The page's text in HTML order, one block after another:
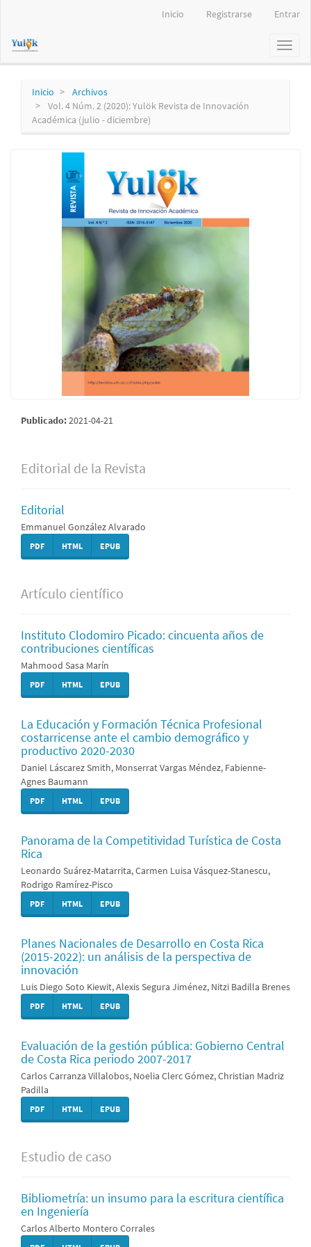
principal
Inicio Registrarse Entrar
Toggle
Inicio
Archivos
Vol. 4 Núm. 2 (2020): Yulök Revista de Innovación
Académica (julio - diciembre)
Publicado:2021-04-21
Editorial de la Revista
Editorial
Emmanuel González Alvarado
PDF HTML EPUB
Artículo científico
Instituto Clodomiro Picado: cincuenta años de
contribuciones científicas
Mahmood Sasa Marín
PDF HTML EPUB
La Educación y Formación Técnica Profesional
costarricense ante el cambio demográfico y
productivo 2020-2030
Daniel Láscarez Smith, Monserrat Vargas Méndez, Fabienne-
Agnes Baumann
PDF HTML EPUB
Panorama de la Competitividad Turística de Costa
Rica
Leonardo Suárez-Matarrita, Carmen Luisa Vásquez-Stanescu,
Rodrigo Ramírez-Pisco
PDF HTML EPUB
Planes Nacionales de Desarrollo en Costa Rica
(2015-2022): un análisis de la perspectiva de
innovación
Luis Diego Soto Kiewit, Alexis Segura Jiménez, Nitzi Badilla Brenes
PDF HTML EPUB
Evaluación de la gestión pública: Gobierno Central
de Costa Rica periodo 2007-2017
Carlos Carranza Villalobos, Noelia Clerc Gómez, Christian Madriz
Padilla
PDF HTML EPUB
Estudio de caso
Bibliometría: un insumo para la escritura científica
en Ingeniería
Carlos Alberto Montero Corrales